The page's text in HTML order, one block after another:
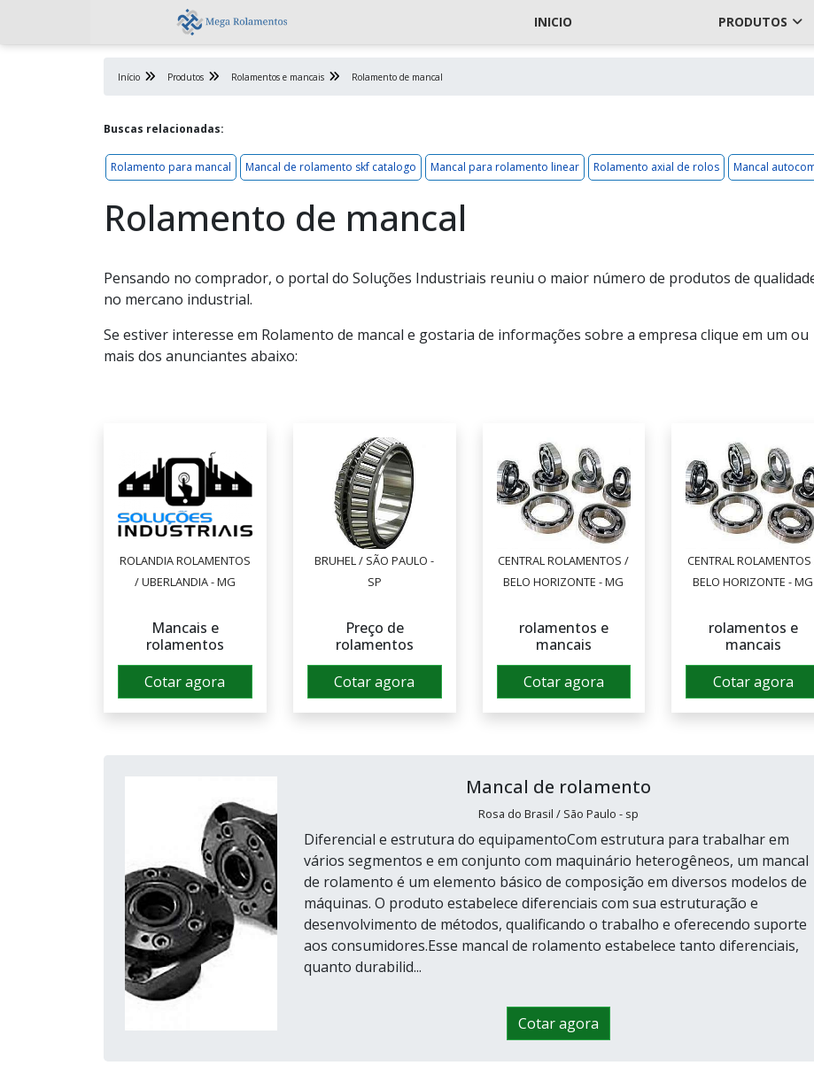
INICIO PRODUTOS
Início Produtos Rolamentos e mancais Rolamento de mancal
Buscas relacionadas:
Rolamento para mancal Mancal de rolamento skf catalogo Mancal para rolamento linear Rolamento axial de rolos Mancal
Rolamento de mancal
Pensando no comprador, o portal do Soluções Industriais reuniu o maior número de produtos de
no mercano industrial.
Se estiver interesse em Rolamento de mancal e gostaria de informações sobre a empresa clique em um ou
mais dos anunciantes abaixo:
ROLANDIA ROLAMENTOS
/ UBERLANDIA - MG
Mancais e
rolamentos
Cotar agora
BRUHEL / SÃO PAULO -
SP
Preço de
rolamentos
Cotar agora
CENTRAL ROLAMENTOS /
BELO HORIZONTE - MG
rolamentos e
mancais
Cotar agora
CENTRAL
BELO HORIZONTE - MG
rolamentos e
mancais
Cotar agora
Mancal de rolamento
Rosa do Brasil / São Paulo - sp
Diferencial e estrutura do equipamentoCom estrutura para trabalhar em
vários segmentos e em conjunto com maquinário heterogêneos, um mancal
de rolamento é um elemento básico de composição em diversos modelos de
máquinas. O produto estabelece diferenciais com sua estruturação e
desenvolvimento de métodos, qualificando o trabalho e oferecendo suporte
aos consumidores.Esse mancal de rolamento estabelece tanto diferenciais,
quanto durabilid...
Cotar agora